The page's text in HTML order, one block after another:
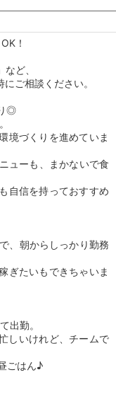
！
ど、
ご相談ください。
◎
境づくりを進めていま
ューも、まかないで食
自信を持っておすすめ
、朝からしっかり勤務
ぎたいもできちゃいま
出勤。
しいけれど、チームで
ごはん♪